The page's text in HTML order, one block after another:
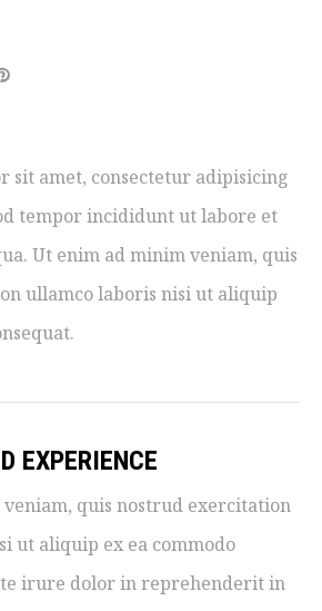
sit amet, consectetur adipisicing
tempor incididunt ut labore et
Ut enim ad minim veniam, quis
ullamco laboris nisi ut aliquip
EXPERIENCE
quis nostrud exercitation
ut aliquip ex ea commodo
irure dolor in reprehenderit in